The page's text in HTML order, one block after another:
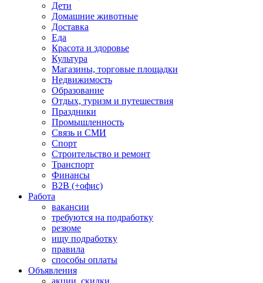
Дети
Домашние животные
Доставка
Еда
Красота и здоровье
Культура
Магазины, торговые площадки
Недвижимость
Образование
Отдых, туризм и путешествия
Праздники
Промышленность
Связь и СМИ
Спорт
Строительство и ремонт
Транспорт
Финансы
B2B (+офис)
Работа
вакансии
требуются на подработку
резюме
ищу подработку
правила
способы оплаты
Объявления
акции, скидки